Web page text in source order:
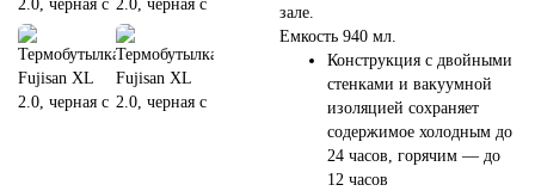
зале.
Емкость 940 мл.
Конструкция с двойными
стенками и вакуумной
изоляцией сохраняет
содержимое холодным до
24 часов, горячим — до
12 часов